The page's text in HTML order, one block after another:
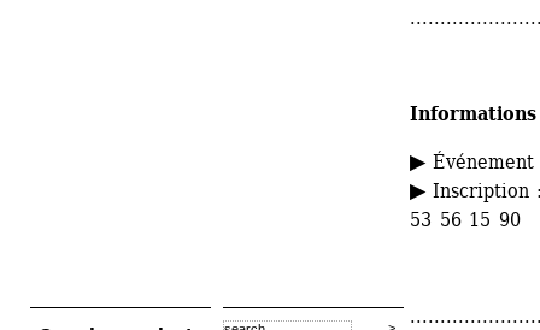
▶
▶Inscription
53 56 15 90